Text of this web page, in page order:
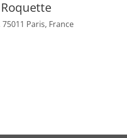
Paris, France